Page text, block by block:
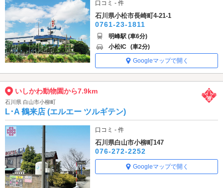
口コミ - 件
石川県小松市長崎町4-21-1
0761-23-1811
明峰駅 (車6分)
小松IC (車2分)
Googleマップで開く
いしかわ動物園から7.9km
石川県 白山市小柳町
L･A 鶴来店 (エルエー ツルギテン)
口コミ - 件
石川県白山市小柳町147
076-272-2252
Googleマップで開く